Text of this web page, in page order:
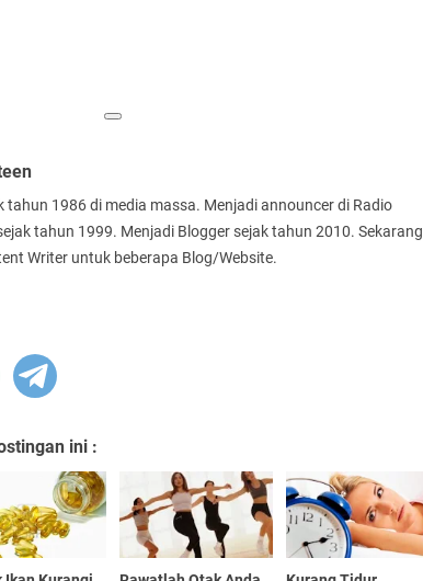
tahun 1986 di media massa. Menjadi announcer di Radio
tahun 1999. Menjadi Blogger sejak tahun 2010. Sekarang
Writer untuk beberapa Blog/Website.
ini :